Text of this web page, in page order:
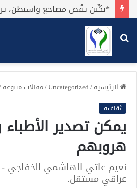
بحث
عن
الرئيسية/
Uncategorized
/مقالات متنوعة
ثقافية
يمكن تصدير
هروبهم
نعيم عاتي الهاشمي
عراقي مستقل.